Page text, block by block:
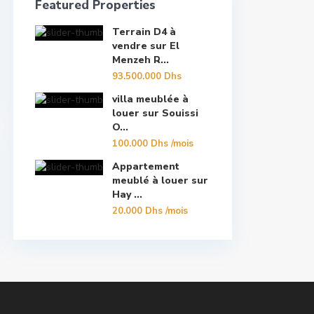
Featured Properties
Terrain D4 à
vendre sur El
Menzeh R...
93.500.000 Dhs
villa meublée à
louer sur Souissi
O...
100.000 Dhs/mois
Appartement
meublé à louer sur
Hay ...
20.000 Dhs/mois